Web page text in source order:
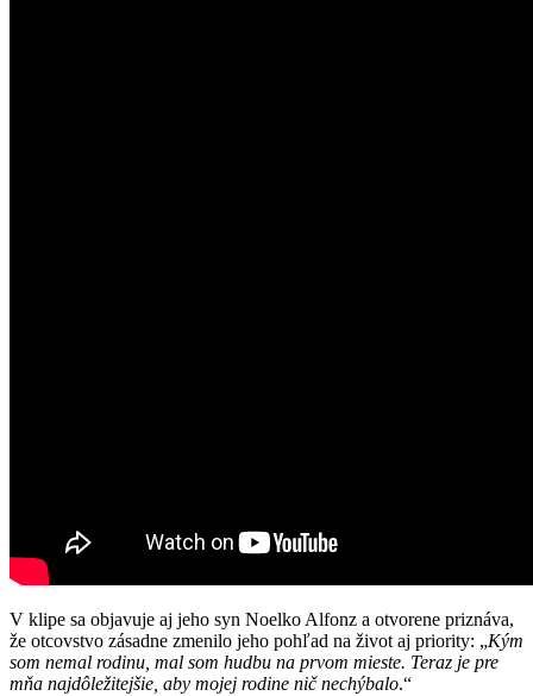
V klipe sa objavuje aj jeho syn Noelko Alfonz a otvorene priznáva,
že otcovstvo zásadne zmenilo jeho pohľad na život aj priority: „Kým
som nemal rodinu, mal som hudbu na prvom mieste. Teraz je pre
mňa najdôležitejšie, aby mojej rodine nič nechýbalo.“